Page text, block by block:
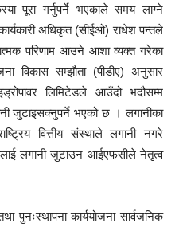
पूरा गर्नुपर्ने भएकाले समय लाग्ने
अधिकृत (सीईओ) राधेश पन्तले
परिणाम आउने आशा व्यक्त गरेका
विकास सम्झौता (पीडीए) अनुसार
लिमिटेडले आउँदो भदौसम्म
जुटाइसक्नुपर्ने भएको छ । लगानीका
वित्तीय संस्थाले लगानी नगरे
लगानी जुटाउन आईएफसीले नेतृत्व
पुनःस्थापना कार्ययोजना सार्वजनिक